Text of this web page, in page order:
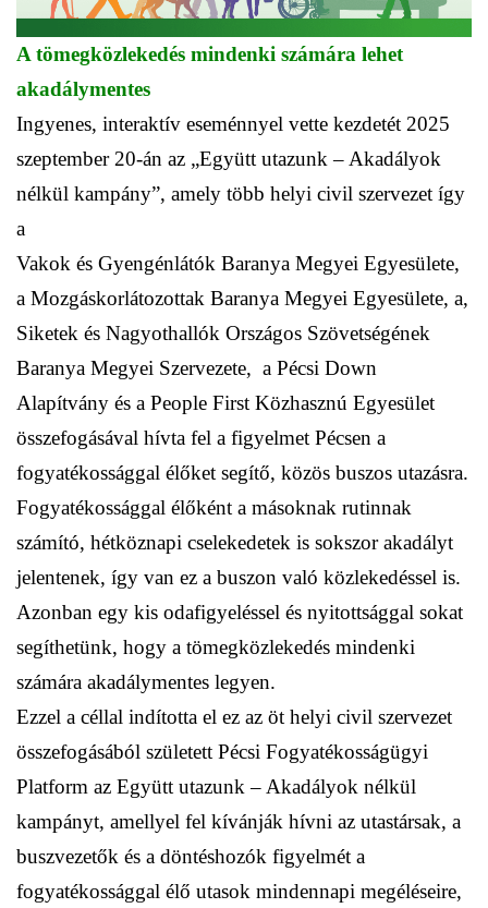
A tömegközlekedés mindenki számára lehet
akadálymentes
Ingyenes, interaktív eseménnyel vette kezdetét 2025
szeptember 20-án az „Együtt utazunk – Akadályok
nélkül kampány”, amely több helyi civil szervezet így
a
Vakok és Gyengénlátók Baranya Megyei Egyesülete,
a Mozgáskorlátozottak Baranya Megyei Egyesülete, a,
Siketek és Nagyothallók Országos Szövetségének
Baranya Megyei Szervezete, a Pécsi Down
Alapítvány és a People First Közhasznú Egyesület
összefogásával hívta fel a figyelmet Pécsen a
fogyatékossággal élőket segítő, közös buszos utazásra.
Fogyatékossággal élőként a másoknak rutinnak
számító, hétköznapi cselekedetek is sokszor akadályt
jelentenek, így van ez a buszon való közlekedéssel is.
Azonban egy kis odafigyeléssel és nyitottsággal sokat
segíthetünk, hogy a tömegközlekedés mindenki
számára akadálymentes legyen.
Ezzel a céllal indította el ez az öt helyi civil szervezet
összefogásából született Pécsi Fogyatékosságügyi
Platform az Együtt utazunk – Akadályok nélkül
kampányt, amellyel fel kívánják hívni az utastársak, a
buszvezetők és a döntéshozók figyelmét a
fogyatékossággal élő utasok mindennapi megéléseire,